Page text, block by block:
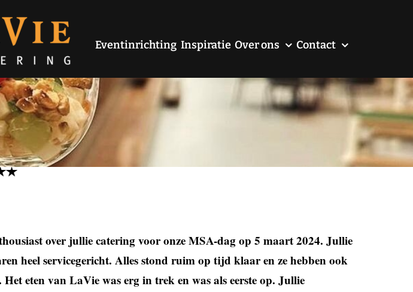
Eventinrichting Inspiratie Over ons Contact
over jullie catering voor onze MSA-dag op 5 maart 2024. Jullie
heel servicegericht. Alles stond ruim op tijd klaar en ze hebben ook
eten van LaVie was erg in trek en was als eerste op. Jullie